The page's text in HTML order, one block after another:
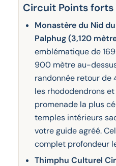
Circuit Points forts
Monastère du Nid
Palphug (3,120
emblématique de
900 mètre au-
randonnée retour de
les rhododendrons
promenade la plus
temples intérieurs
votre guide agréé.
complet profondeur
Thimphu Culturel